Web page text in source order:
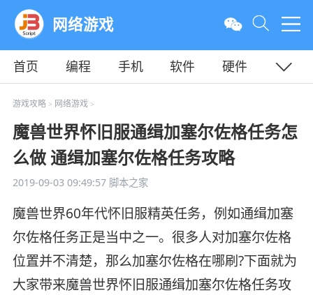
网络游戏
首页 编程 手机 软件
硬件
教程
平面
游戏攻略> 网络游戏>
魔兽世界怀旧服通缉加塞尔佐格任务怎
么做 通缉加塞尔佐格任务攻略
2019-09-03 09:49:57脚本之家
魔兽世界60年代怀旧服精英任务，例如通缉加塞
尔佐格任务正是当中之一。很多人对加塞尔佐格
位置并不清楚，那么加塞尔佐格在哪刷?下面就为
大家带来魔兽世界怀旧服通缉加塞尔佐格任务攻